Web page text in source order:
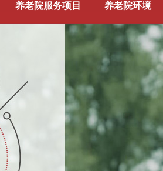
养老院服务项目 养老院环境